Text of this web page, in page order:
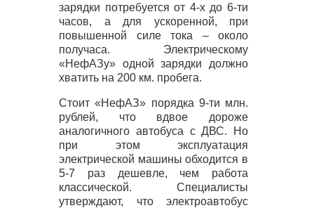
зарядки потребуется от 4-х до 6-ти
часов, а для ускоренной, при
повышенной силе тока – около
получаса. Электрическому
«НефАЗу» одной зарядки должно
хватить на 200 км. пробега.
Стоит «НефАЗ» порядка 9-ти млн.
рублей, что вдвое дороже
аналогичного автобуса сДВС. Но
при этом эксплуатация
электрической машины обходится в
5-7 раз дешевле, чем работа
классической. Специалисты
утверждают, что электроавтобус